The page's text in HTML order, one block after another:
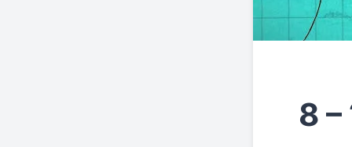
איך להפסיק לחשוב יותר מדי? – 8